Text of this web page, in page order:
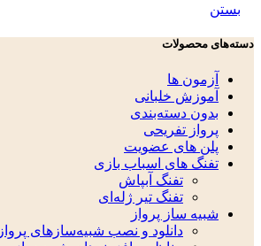
بستن
دسته‌های محصولات
آزمون ها
آموزش خلبانی
بدون دسته‌بندی
پرواز تفریحی
پلن های عضویت
تفنگ های اسباب بازی
تفنگ آبپاش
تفنگ تیر ژله‌ای
شبیه ساز پرواز
دانلود و نصب شبیه‌سازهای پرواز